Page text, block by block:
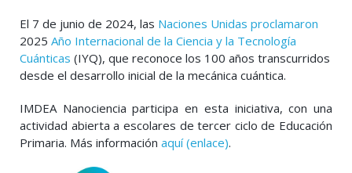
El 7 de junio de 2024, las Naciones Unidas proclamaron
2025 Año Internacional de la Ciencia y la Tecnología
Cuánticas (IYQ), que reconoce los 100 años transcurridos
desde el desarrollo inicial de la mecánica cuántica.
IMDEA Nanociencia participa en esta iniciativa, con una
actividad abierta a escolares de tercer ciclo de Educación
Primaria. Más información aquí (enlace).